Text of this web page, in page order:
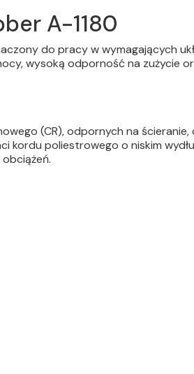
A-1180
do pracy w wymagających
wysoką odporność na zużycie
(CR), odpornych na ścieranie,
kordu poliestrowego o niskim